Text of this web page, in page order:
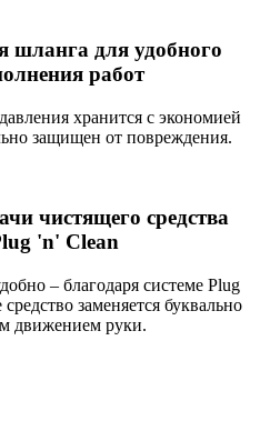
шланга для удобного
работ
хранится с экономией
защищен от повреждения.
чистящего средства
'n' Clean
– благодаря системе Plug
заменяется буквально
движением руки.